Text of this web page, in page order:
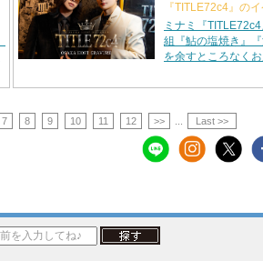
『TITLE72c4』の
ラビアに登場!!
ミナミ『
組『鮎の塩焼き』
を余すところなく
7 8 9 10 11 12 >> Last >>